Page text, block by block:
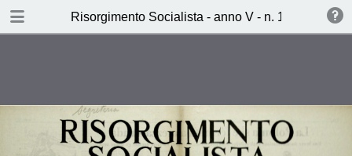
Risorgimento Socialista - anno V - n. 13 - 2 aprile
TABLE OF CONTENTS
La Polonia si è fermata a mezza
strada (Arturo Balboni)